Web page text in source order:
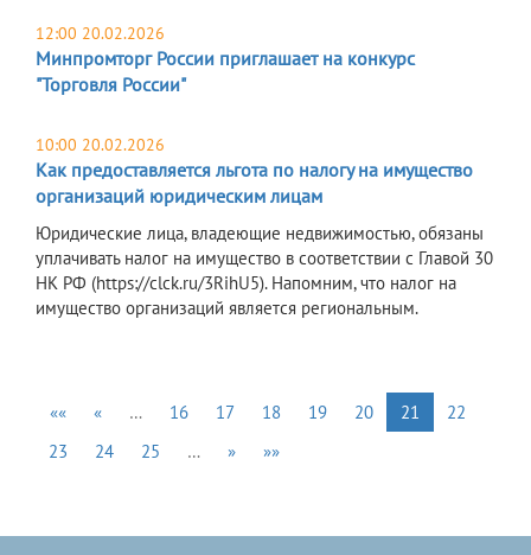
12:00 20.02.2026
Минпромторг России приглашает на конкурс
"Торговля России"
10:00 20.02.2026
Как предоставляется льгота по налогу на имущество
организаций юридическим лицам
Юридические лица, владеющие недвижимостью, обязаны
уплачивать налог на имущество в соответствии с Главой 30
НК РФ (https://clck.ru/3RihU5). Напомним, что налог на
имущество организаций является региональным.
«« « … 16 17 18 19 20 21
22
23
24 25 … » »»